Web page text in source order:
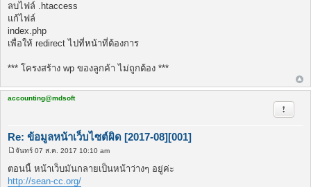
ลบไฟล์ .htaccess
แก้ไฟล์
index.php
เพื่อให้ redirect ไปที่หน้าที่ต้องการ
*** โครงสร้าง wp ของลูกค้า ไม่ถูกต้อง ***
accounting@mdsoft
Re: ข้อมูลหน้าเว็บไซต์ผิด [2017-08][001]
รายงา
พ
ส
ต์
จันทร์ 07 ส.ค. 2017 10:10 am
ตอนนี้ หน้าเว็บมันกลายเป็นหน้าว่างๆ อยู่ค่ะ
http://sean-cc.org/